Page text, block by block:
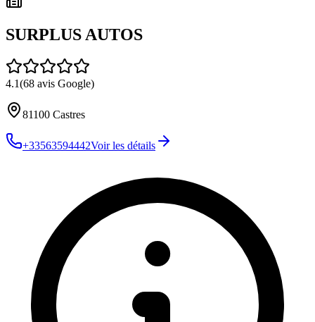
SURPLUS AUTOS
4.1(68 avis Google)
81100 Castres
+33563594442Voir les détails